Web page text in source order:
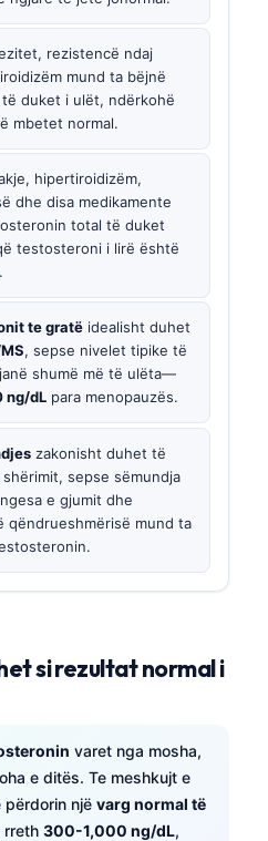
rezistencë ndaj
mund ta bëjnë
duket i ulët, ndërkohë
mbetet normal.
hipertiroidizëm,
dhe disa medikamente
total të duket
testosteroni i lirë është
te gratë idealisht duhet
, sepse nivelet tipike të
shumë më të ulëta—
ng/dL para menopauzës.
zakonisht duhet të
shërimit, sepse sëmundja
e gjumit dhe
qëndrueshmërisë mund ta
si rezultat normal i
varet nga mosha,
e ditës. Te meshkujt e
përdorin një varg normal të
rreth 300-1,000 ng/dL,